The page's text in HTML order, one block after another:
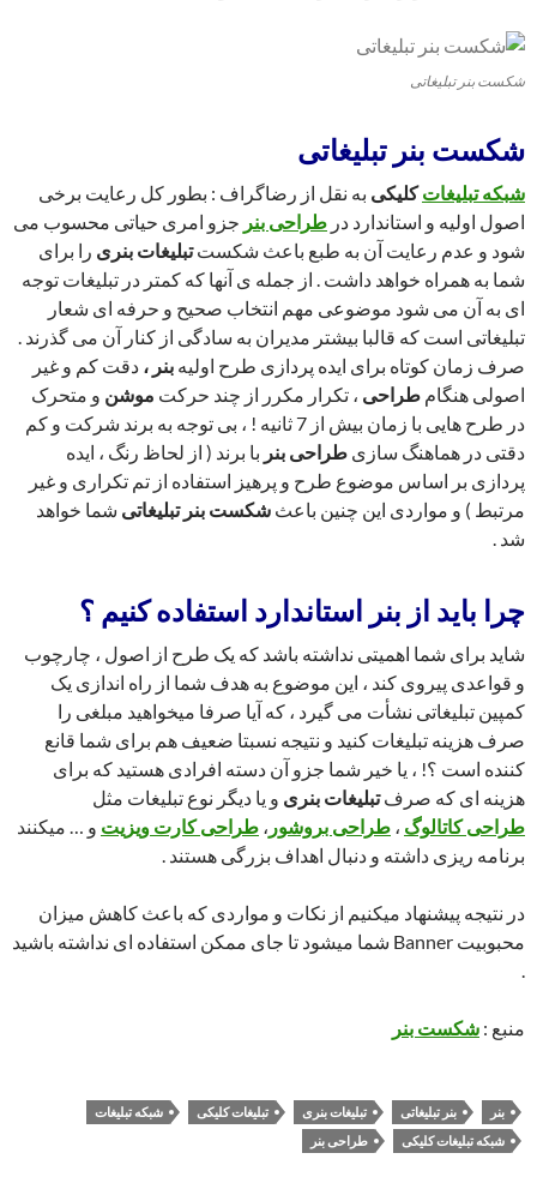
شکست بنر تبلیغاتی
شکست بنر تبلیغاتی
شبکه تبلیغاتکلیکی به نقل از رضاگراف : بطور کل رعایت برخی
اصول اولیه و استاندارد در طراحی بنر جزو امری حیاتی محسوب می
شود و عدم رعایت آن به طبع باعث شکستتبلیغات بنری را برای
شما به همراه خواهد داشت . از جمله ی آنها که کمتر در تبلیغات توجه
ای به آن می شود موضوعی مهم انتخاب صحیح و حرفه ای شعار
تبلیغاتی است که قالبا بیشتر مدیران به سادگی از کنار آن می گذرند .
صرف زمان کوتاه برای ایده پردازی طرح اولیه بنر ، دقت کم و غیر
اصولی هنگام طراحی ، تکرار مکرر از چند حرکت موشن و متحرک
در طرح هایی با زمان بیش از 7 ثانیه ! ، بی توجه به برند شرکت و کم
دقتی در هماهنگ سازی طراحی بنر با برند ( از لحاظ رنگ ، ایده
پردازی بر اساس موضوع طرح و پرهیز استفاده از تم تکراری و غیر
مرتبط ) و مواردی این چنین باعث شکست بنر تبلیغاتی شما خواهد
شد .
چرا باید از بنر استاندارد استفاده کنیم ؟
شاید برای شما اهمیتی نداشته باشد که یک طرح از اصول ، چارچوب
و قواعدی پیروی کند ، این موضوع به هدف شما از راه اندازی یک
کمپین تبلیغاتی نشأت می گیرد ، که آیا صرفا میخواهید مبلغی را
صرف هزینه تبلیغات کنید و نتیجه نسبتا ضعیف هم برای شما قانع
کننده است ؟! ، یا خیر شما جزو آن دسته افرادی هستید که برای
هزینه ای که صرفتبلیغات بنری و یا دیگر نوع تبلیغات مثل
طراحی کاتالوگ ، طراحی بروشور ، طراحی کارت ویزیت و … میکنند
برنامه ریزی داشته و دنبال اهداف بزرگی هستند .
در نتیجه پیشنهاد میکنیم از نکات و مواردی که باعث کاهش میزان
محبوبیت Banner شما میشود تا جای ممکن استفاده ای نداشته باشید
.
منبع : شکست بنر
بنر بنر تبلیغاتی تبلیغات بنری تبلیغات کلیکی
شبکه تبلیغات
شبکه تبلیغات کلیکی
طراحی بنر